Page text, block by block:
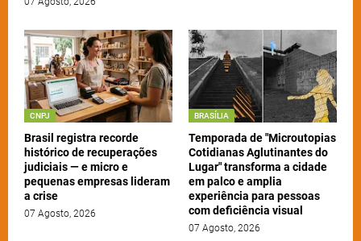
CNPJ
Brasil registra recorde
histórico de recuperações
judiciais — e micro e
pequenas empresas lideram
a crise
07 Agosto, 2026
BRASÍLIA
Temporada de "Microutopias
Cotidianas Aglutinantes do
Lugar" transforma a cidade
em palco e amplia
experiência para pessoas
com deficiência visual
07 Agosto, 2026